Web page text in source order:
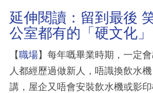
延伸閱讀：留到最後
公室都有的「硬文化」
【職場】每年嘅畢業時期，一定
人都經歷過做新人，唔識換飲水
講，屋企又唔會安裝飲水機或影印